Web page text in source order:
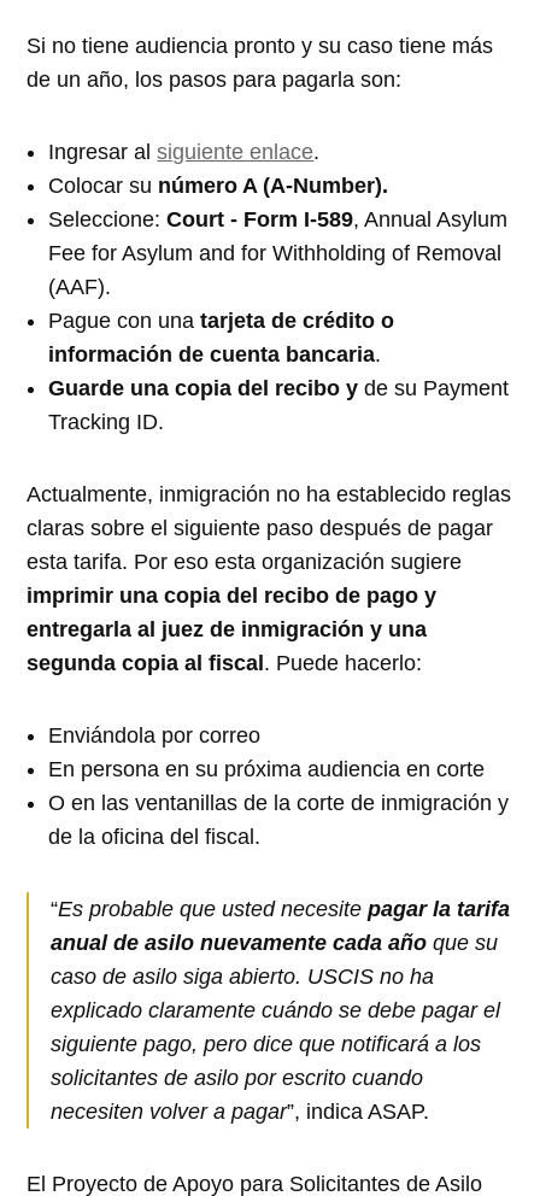
Si no tiene audiencia pronto y su caso tiene más
de un año, los pasos para pagarla son:
Ingresar alsiguiente enlace.
Colocar su número A (A-Number).
Seleccione:Court - Form I-589, Annual Asylum
Fee for Asylum and for Withholding of Removal
(AAF).
Pague con unatarjeta de crédito o
información de cuenta bancaria.
Guarde una copia del recibo y de su Payment
Tracking ID.
Actualmente, inmigración no ha establecido reglas
claras sobre el siguiente paso después de pagar
esta tarifa. Por eso esta organización sugiere
imprimir una copia del recibo de pago y
entregarla al juez de inmigración y una
segunda copia al fiscal . Puede hacerlo:
Enviándola por correo
En persona en su próxima audiencia en corte
O en las ventanillas de la corte de inmigración y
de la oficina del fiscal.
“Es probable que usted necesitepagar la tarifa
anual de asilo nuevamente cada año que su
caso de asilo siga abierto. USCIS no ha
explicado claramente cuándo se debe pagar el
siguiente pago, pero dice que notificará a los
solicitantes de asilo por escrito cuando
necesiten volver a pagar”, indica ASAP.
El Proyecto de Apoyo para Solicitantes de Asilo